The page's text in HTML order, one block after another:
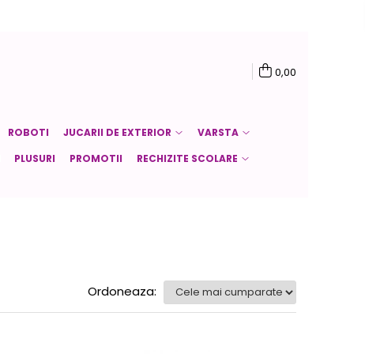
0,00
ROBOTI JUCARII DE EXTERIOR
VARSTA
PLUSURI PROMOTII
RECHIZITE SCOLARE
Ordoneaza: